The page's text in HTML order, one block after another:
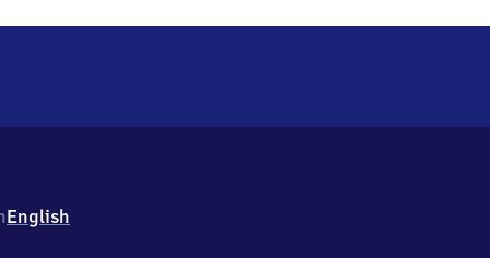
English